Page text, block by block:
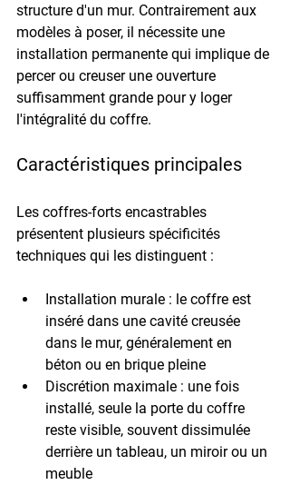
structure d'un mur. Contrairement aux
modèles à poser, il nécessite une
installation permanente qui implique de
percer ou creuser une ouverture
suffisamment grande pour y loger
l'intégralité du coffre.
Caractéristiques principales
Les coffres-forts encastrables
présentent plusieurs spécificités
techniques qui les distinguent :
Installation murale : le coffre est
inséré dans une cavité creusée
dans le mur, généralement en
béton ou en brique pleine
Discrétion maximale : une fois
installé, seule la porte du coffre
reste visible, souvent dissimulée
derrière un tableau, un miroir ou un
meuble